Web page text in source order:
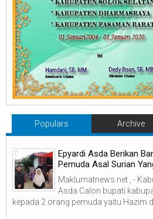
Populars Archive
Epyardi Asda Berikan
Pemuda Asal Surian
Maklumatnews.net , -
Asda Calon bupati
kepada 2 orang pemuda yaitu Hazim